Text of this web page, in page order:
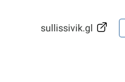
sullissivik.gl